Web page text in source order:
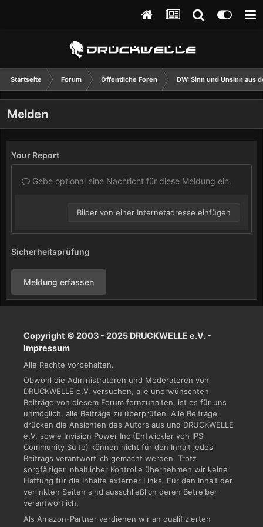
Startseite Forum Öffentliche Foren DW: Sinn und Unsinn aus
Melden
Your Report
Gebe optional eine Nachricht für diese Meldung ein.
Bilder von einer Internetadresse einfügen
Sicherheitsprüfung
Meldung erfassen
Copyright © 2003 - 2025 DRUCKWELLE e.V. -
Impressum
Alle Rechte vorbehalten.
Obwohl die Administratoren und Moderatoren von
DRUCKWELLE e.V. versuchen, alle unerwünschten
Beiträge von diesem Forum fernzuhalten, ist es für uns
unmöglich, alle Beiträge zu überprüfen. Alle Beiträge
drücken die Ansichten des Autors aus und DRUCKWELLE
e.V. sowie Invision Power Inc (Entwickler von IPS
Community Suite) können nicht für den Inhalt jedes
Beitrags verantwortlich gemacht werden. Trotz
sorgfältiger inhaltlicher Kontrolle übernehmen wir keine
Haftung für die Inhalte externer Links. Für den Inhalt der
verlinkten Seiten sind ausschließlich deren Betreiber
verantwortlich.
Als Amazon-Partner verdienen wir an qualifizierten